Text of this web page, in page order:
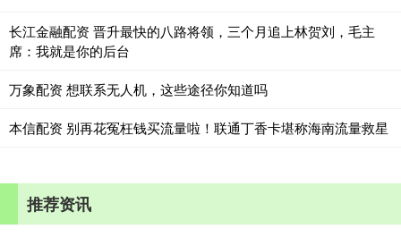
长江金融配资 晋升最快的八路将领，三个月追上林贺刘，毛主
席：我就是你的后台
万象配资 想联系无人机，这些途径你知道吗
本信配资 别再花冤枉钱买流量啦！联通丁香卡堪称海南流量救星
推荐资讯